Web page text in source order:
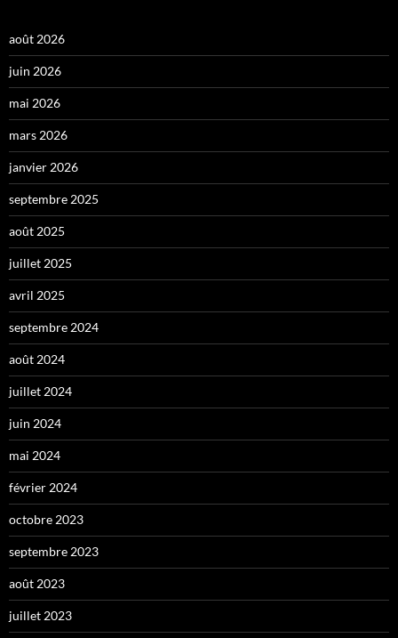
août 2026
juin 2026
mai 2026
mars 2026
janvier 2026
septembre 2025
août 2025
juillet 2025
avril 2025
septembre 2024
août 2024
juillet 2024
juin 2024
mai 2024
février 2024
octobre 2023
septembre 2023
août 2023
juillet 2023